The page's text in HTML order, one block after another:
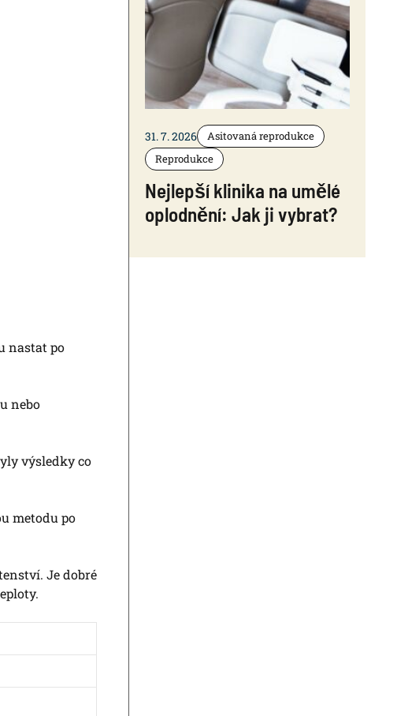
nastat po
nebo
výsledky co
metodu po
Je dobré
31. 7. 2026
Asitovaná reprodukce
Reprodukce
Nejlepší klinika na umělé
oplodnění: Jak ji vybrat?